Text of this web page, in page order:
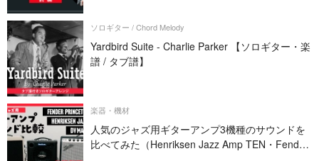
ソロギター / Chord Melody
Yardbird Suite - Charlie Parker 【ソロギター・楽
譜 / タブ譜】
楽器・機材
人気のジャズ用ギターアンプ3機種のサウンドを
比べてみた（Henriksen Jazz Amp TEN・Fender